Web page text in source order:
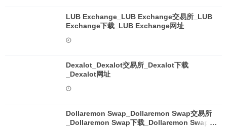
LUB Exchange_LUB Exchange交易所_LUB
Exchange下载_LUB Exchange网址
Dexalot_Dexalot交易所_Dexalot下载
_Dexalot网址
Dollaremon Swap_Dollaremon Swap交易所
_Dollaremon Swap下载_Dollaremon Swap网